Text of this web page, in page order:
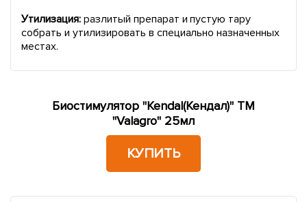
Утилизация:разлитый препарат и пустую тару
собрать и утилизировать в специально назначенных
местах.
Биостимулятор "Kendal(Кендал)" ТМ
"Valagro" 25мл
КУПИТЬ